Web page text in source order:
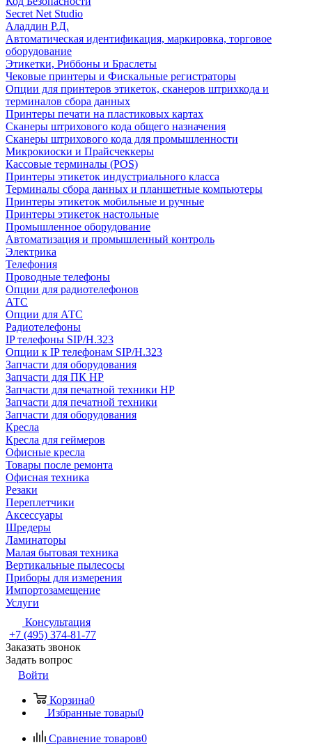
Secret Net Studio
Аладдин Р.Д.
Автоматическая идентификация, маркировка, торговое
оборудование
Этикетки, Риббоны и Браслеты
Чековые принтеры и Фискальные регистраторы
Опции для принтеров этикеток, сканеров штрихкода и
терминалов сбора данных
Принтеры печати на пластиковых картах
Сканеры штрихового кода общего назначения
Сканеры штрихового кода для промышленности
Микрокиоски и Прайсчеккеры
Кассовые терминалы (POS)
Принтеры этикеток индустриального класса
Терминалы сбора данных и планшетные компьютеры
Принтеры этикеток мобильные и ручные
Принтеры этикеток настольные
Промышленное оборудование
Автоматизация и промышленный контроль
Электрика
Телефония
Проводные телефоны
Опции для радиотелефонов
АТС
Опции для АТС
Радиотелефоны
IP телефоны SIP/H.323
Опции к IP телефонам SIP/H.323
Запчасти для оборудования
Запчасти для ПК HP
Запчасти для печатной техники HP
Запчасти для печатной техники
Запчасти для оборудования
Кресла
Кресла для геймеров
Офисные кресла
Товары после ремонта
Офисная техника
Резаки
Переплетчики
Аксессуары
Шредеры
Ламинаторы
Малая бытовая техника
Вертикальные пылесосы
Приборы для измерения
Импортозамещение
Услуги
Консультация
+7 (495) 374-81-77
Заказать звонок
Задать вопрос
Войти
Корзина0
Избранные товары0
Сравнение товаров0